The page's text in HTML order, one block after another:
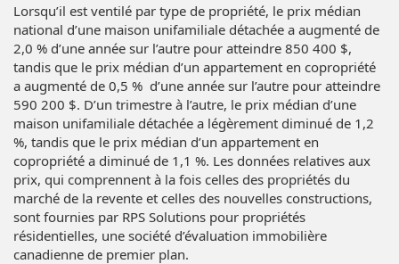
Lorsqu’il est ventilé par type de propriété, le prix médian
national d’une maison unifamiliale détachée a augmenté de
2,0 % d’une année sur l’autre pour atteindre 850 400 $,
tandis que le prix médian d’un appartement en copropriété
a augmenté de 0,5 % d’une année sur l’autre pour atteindre
590 200 $. D’un trimestre à l’autre, le prix médian d’une
maison unifamiliale détachée a légèrement diminué de 1,2
%, tandis que le prix médian d’un appartement en
copropriété a diminué de 1,1 %. Les données relatives aux
prix, qui comprennent à la fois celles des propriétés du
marché de la revente et celles des nouvelles constructions,
sont fournies par RPS Solutions pour propriétés
résidentielles, une société d’évaluation immobilière
canadienne de premier plan.